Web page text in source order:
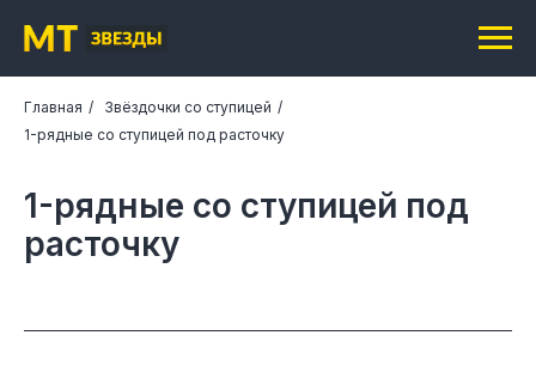
Главная / Звёздочки со ступицей /
1-рядные со ступицей под расточку
1-рядные со ступицей под
расточку